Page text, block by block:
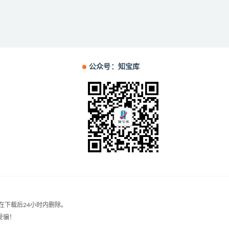
公众号：知宝库
下载后24小时内删除。
！